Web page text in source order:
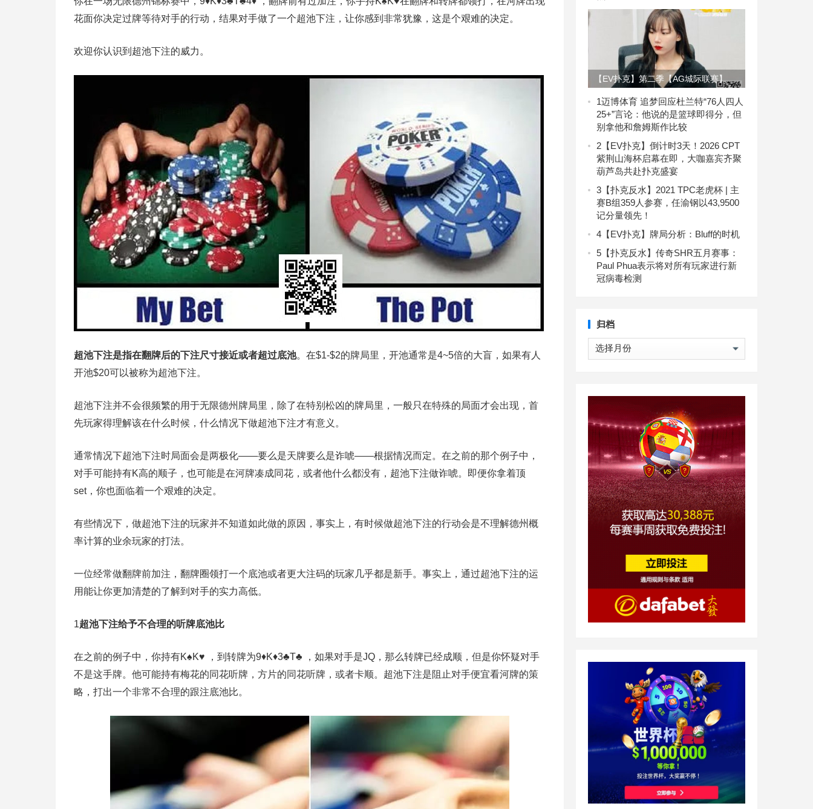
花面你决定过牌等待对手的行动，结果对手做了一个超池下注，让你感到非常犹豫，这是个艰难的决定。
欢迎你认识到超池下注的威力。
超池下注是指在翻牌后的下注尺寸接近或者超过底池。在$1-$2的牌局里，开池通常是4~5倍的大盲，如果有人
开池$20可以被称为超池下注。
超池下注并不会很频繁的用于无限德州牌局里，除了在特别松凶的牌局里，一般只在特殊的局面才会出现，首
先玩家得理解该在什么时候，什么情况下做超池下注才有意义。
通常情况下超池下注时局面会是两极化——要么是天牌要么是诈唬——根据情况而定。在之前的那个例子中，
对手可能持有K高的顺子，也可能是在河牌凑成同花，或者他什么都没有，超池下注做诈唬。即便你拿着顶
set，你也面临着一个艰难的决定。
有些情况下，做超池下注的玩家并不知道如此做的原因，事实上，有时候做超池下注的行动会是不理解德州概
率计算的业余玩家的打法。
一位经常做翻牌前加注，翻牌圈领打一个底池或者更大注码的玩家几乎都是新手。事实上，通过超池下注的运
用能让你更加清楚的了解到对手的实力高低。
1超池下注给予不合理的听牌底池比
在之前的例子中，你持有K♠K♥ ，到转牌为9♦K♦3♣T♣ ，如果对手是JQ，那么转牌已经成顺，但是你怀疑对手
不是这手牌。他可能持有梅花的同花听牌，方片的同花听牌，或者卡顺。超池下注是阻止对手便宜看河牌的策
略，打出一个非常不合理的跟注底池比。
【EV扑克】第二季【AG城际联赛】
•Day1B组【于 洋】 Day1C组【王玉
宝】分别成为 今日Day1B/C组的 CL 选
手！
1迈博体育 追梦回应杜兰特“76人四人
25+”言论：他说的是篮球即得分，但
别拿他和詹姆斯作比较
2 【EV扑克】倒计时3天！2026 CPT
紫荆山海杯启幕在即，大咖嘉宾齐聚
葫芦岛共赴扑克盛宴
3 【扑克反水】2021 TPC老虎杯 | 主
赛B组359人参赛，​任渝钢以43,9500
记分量领先！
4 【EV扑克】牌局分析：Bluff的时机
5 【扑克反水】传奇SHR五月赛事：
Paul Phua表示将对所有玩家进行新
冠病毒检测
归档
归